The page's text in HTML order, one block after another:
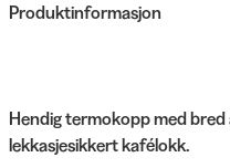
Produktinformasjon
Hendig termokopp med
lekkasjesikkert kafélokk.